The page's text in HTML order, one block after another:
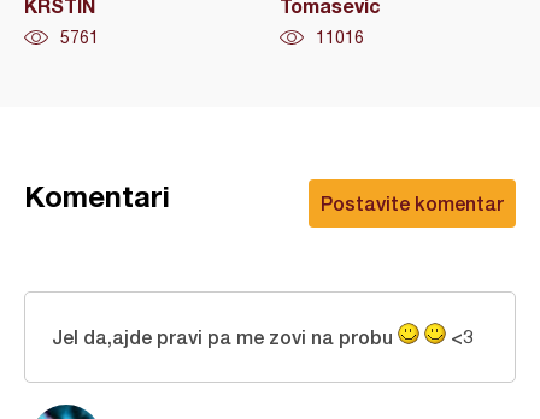
KRSTIN
5761
Tomasevic
11016
Postavite komentar
Komentari
Jel da,ajde pravi pa me zovi na probu <3